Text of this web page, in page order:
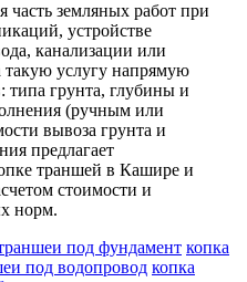
земляных работ при
устройстве
канализации или
такую услугу напрямую
типа грунта, глубины и
(ручным или
вывоза грунта и
предлагает
траншей в Кашире и
стоимости и
норм.
под фундамент копка
под водопровод копка